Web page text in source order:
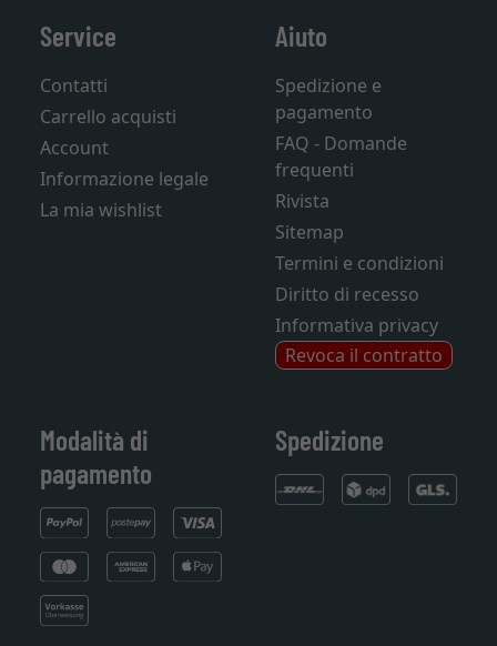
Service
Contatti
Carrello acquisti
Account
Informazione legale
La mia wishlist
Aiuto
Spedizione e
pagamento
FAQ - Domande
frequenti
Rivista
Sitemap
Termini e condizioni
Diritto di recesso
Informativa privacy
Revoca il contratto
Modalità di
pagamento
Spedizione